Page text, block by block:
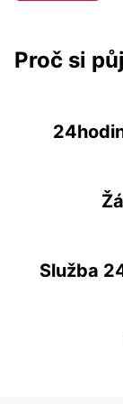
Proč si
Služba